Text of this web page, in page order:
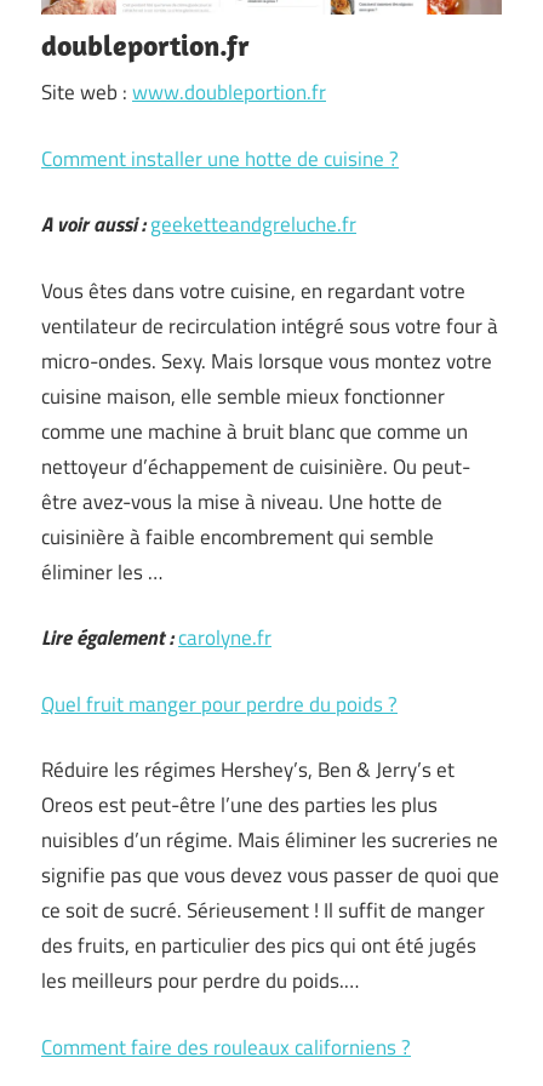
doubleportion.fr
Site web :www.doubleportion.fr
Comment installer une hotte de cuisine ?
A voir aussi :geeketteandgreluche.fr
Vous êtes dans votre cuisine, en regardant votre
ventilateur de recirculation intégré sous votre four à
micro-ondes. Sexy. Mais lorsque vous montez votre
cuisine maison, elle semble mieux fonctionner
comme une machine à bruit blanc que comme un
nettoyeur d’échappement de cuisinière. Ou peut-
être avez-vous la mise à niveau. Une hotte de
cuisinière à faible encombrement qui semble
éliminer les …
Lire également :carolyne.fr
Quel fruit manger pour perdre du poids ?
Réduire les régimes Hershey’s, Ben & Jerry’s et
Oreos est peut-être l’une des parties les plus
nuisibles d’un régime. Mais éliminer les sucreries ne
signifie pas que vous devez vous passer de quoi que
ce soit de sucré. Sérieusement ! Il suffit de manger
des fruits, en particulier des pics qui ont été jugés
les meilleurs pour perdre du poids.…
Comment faire des rouleaux californiens ?